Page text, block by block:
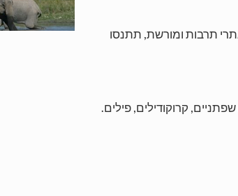
תרבות ומורשת, תתנסו
קרוקודילים, פילים.